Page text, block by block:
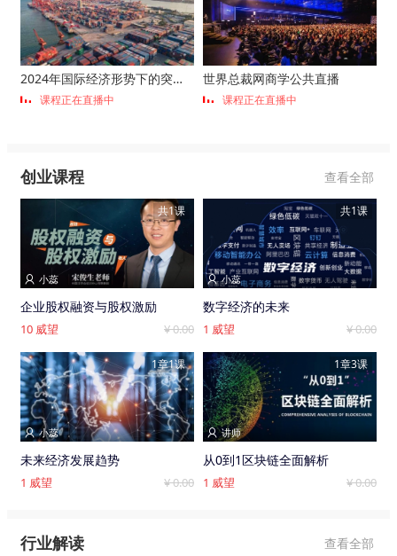
2024年国际经济形势下的突围发展
课程正在直播中
世界总裁网商学公共直播
课程正在直播中
创业课程 查看全部
共1课
 小蕊
企业股权融资与股权激励
10 威望 ¥ 0.00
共1课
 小蕊
数字经济的未来
1 威望 ¥ 0.00
1章1课
 小蕊
未来经济发展趋势
1 威望 ¥ 0.00
1章3课
 讲师
从0到1区块链全面解析
1 威望 ¥ 0.00
行业解读 查看全部